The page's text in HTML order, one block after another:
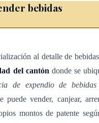
de bebidas con
bebidas
al detalle de
del cantón donde se
de expendio de
puede vender, canjear,
montos de patente